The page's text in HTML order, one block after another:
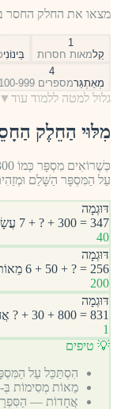
מצאו את החלק החסר
1
קַלמאות חסרות
בֵּינוֹנִי
4
מְאַתְגֵּרמספרים 100-999
גלול למטה ללמוד עוד ▼
מִלּוּי הַחֵלֶק
עַל הַמִּסְפָּר הַשָּׁלֵם
דּוּגְמָה
347 = 300 + ? + 7 עֲשָׂרוֹת = 4 × 10 = 40
40
דּוּגְמָה
256 = ? + 50 + 6 מֵאוֹת = 2 × 100 = 200
200
דּוּגְמָה
831 = 800 + 30 + ? אֲחָדוֹת = 1
1
💡 טיפים
הִסְתַּכֵּל עַל
מֵאוֹת מְסִימוֹת בְּ-00, עֲשָׂרוֹת בְּ-0 אֲחָד.
אֲחָדוֹת —